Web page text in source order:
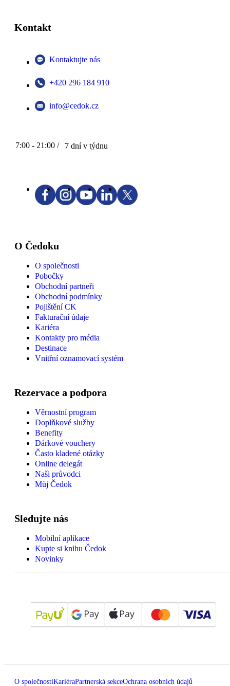
Kontakt
Kontaktujte nás
+420 296 184 910
info@cedok.cz
7:00 - 21:00 / 7 dní v týdnu
O Čedoku
O společnosti
Pobočky
Obchodní partneři
Obchodní podmínky
Pojištění CK
Fakturační údaje
Kariéra
Kontakty pro média
Destinace
Vnitřní oznamovací systém
Rezervace a podpora
Věrnostní program
Doplňkové služby
Benefity
Dárkové vouchery
Často kladené otázky
Online delegát
Naši průvodci
Můj Čedok
Sledujte nás
Mobilní aplikace
Kupte si knihu Čedok
Novinky
O společnostiKariéraPartnerská sekceOchrana osobních údajů